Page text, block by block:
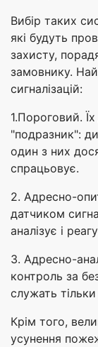
Вибір таких
які будуть
захисту,
замовнику.
сигналізацій:
1.Пороговий.
"подразник":
один з них
спрацьовує.
2. Адресно-
датчиком
аналізує і
3. Адресно-
контроль за
служать
Крім того,
усунення